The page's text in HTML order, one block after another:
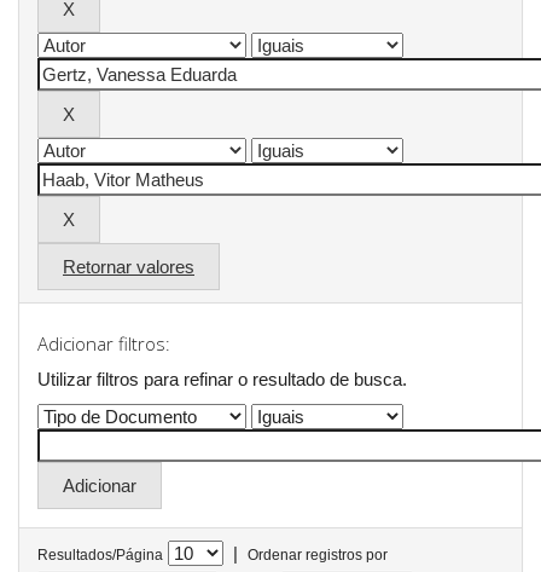
Retornar valores
Adicionar filtros:
Utilizar filtros para refinar o resultado de busca.
Resultados/Página |
Ordenar registros por